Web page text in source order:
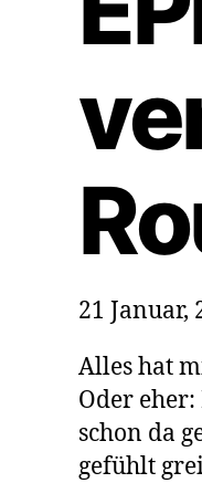
21 Januar,
Alles hat
Oder
schon da
gefühlt